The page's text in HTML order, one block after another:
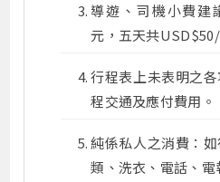
導遊、司機小費建
元，五天共USD$50/
行程表上未表明之
程交通及應付費用。
純係私人之消費：
類、洗衣、電話、電